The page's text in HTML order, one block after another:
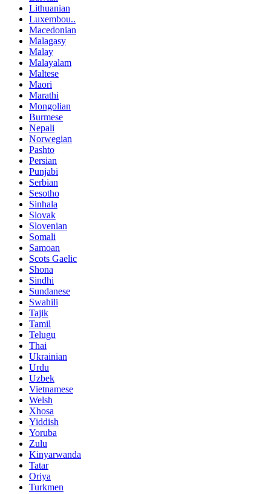
Lithuanian
Luxembou..
Macedonian
Malagasy
Malay
Malayalam
Maltese
Maori
Marathi
Mongolian
Burmese
Nepali
Norwegian
Pashto
Persian
Punjabi
Serbian
Sesotho
Sinhala
Slovak
Slovenian
Somali
Samoan
Scots Gaelic
Shona
Sindhi
Sundanese
Swahili
Tajik
Tamil
Telugu
Thai
Ukrainian
Urdu
Uzbek
Vietnamese
Welsh
Xhosa
Yiddish
Yoruba
Zulu
Kinyarwanda
Tatar
Oriya
Turkmen